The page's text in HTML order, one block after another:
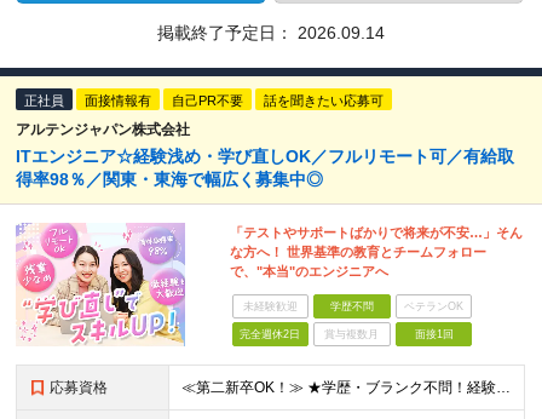
掲載終了予定日： 2026.09.14
正社員 面接情報有 自己PR不要 話を聞きたい応募可
アルテンジャパン株式会社
ITエンジニア☆経験浅め・学び直しOK／フルリモート可／有給取
得率98％／関東・東海で幅広く募集中◎
「テストやサポートばかりで将来が不安…」そん
な方へ！ 世界基準の教育とチームフォロー
で、"本当"のエンジニアへ
未経験歓迎 学歴不問 ベテランOK
完全週休2日 賞与複数月 面接1回
応募資格 ≪第二新卒OK！≫ ★学歴・ブランク不問！経験浅めもOK ★何らかのIT系職種の実務経験をお持ちの方 └年数不問。「1ヶ月程度の経験しかない…」という方もOK！ ※SE／PG・運用・保守・ヘルプデス